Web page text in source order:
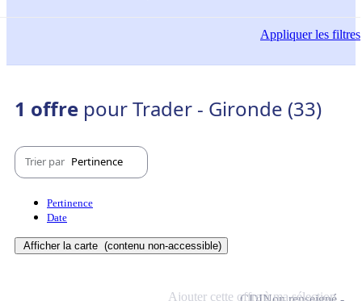
Appliquerles filtres
1 offre pour Trader - Gironde (33)
Trier par Pertinence
Pertinence
Date
Afficher la carte (contenu non-accessible)
Ajouter cette offre à ma sélection